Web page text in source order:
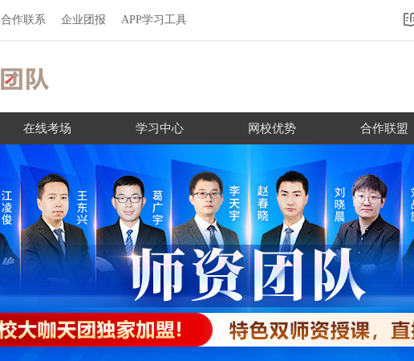
合作联系 企业团报 APP学习工具
在线考场 学习中心 网校优势 合作联盟